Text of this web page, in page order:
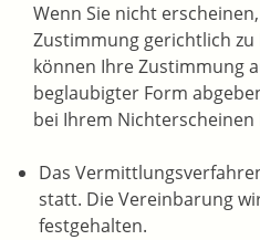
Wenn Sie nicht
Zustimmung gerichtlich zu
können Ihre Zustimmung
beglaubigter Form
bei Ihrem Nichterscheinen
Das
statt. Die Vereinbarung
festgehalten.